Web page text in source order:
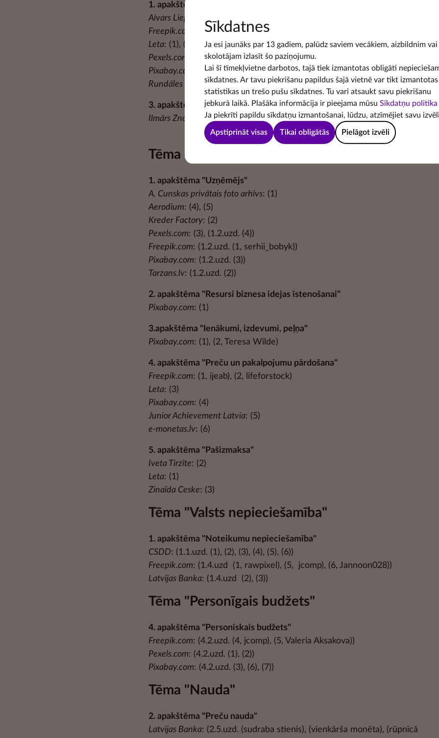
Sīkdatnes
Ja esi jaunāks par 13 gadiem, palūdz saviem vecākiem, aizbildnim vai
skolotājam izlasīt šo paziņojumu.
Lai šī tīmekļvietne darbotos, tajā tiek izmantotas obligāti
sīkdatnes. Ar tavu piekrišanu papildus šajā vietnē var tikt izmantotas
statistikas un trešo pušu sīkdatnes. Tu vari atsaukt savu piekrišanu
jebkurā laikā. Plašāka informācija ir pieejama mūsu Sīkdatņu politika
Ja piekrīti papildu sīkdatņu izmantošanai, lūdzu, atzīmējiet savu
Apstiprināt visas Tikai obligātās Pielāgot izvēli
1. apakštēma "Darbs"
Aivars Liepiņš, Dziesmu svētku birojs
Freepik.com
: (1.2.uzd. (2, pressfoto),(4, azerbaijan stockers), (9, pressfoto))
Leta: (1), (2), (1.2.uzd. (6), (10))
Pexels.com
: (1.2.uzd. (5), (8),
Pixabay.com
: (1.2.uzd. (1), (7))
Rundāles pils muzeja arhīvs : (3)
3. apakštēma "Darba algu atšķirību iemesli"
Ilmārs Znotiņš, Valsts prezidenta kanceleja: (1)
Tēma "Uzņēmējs"
1. apakštēma "Uzņēmējs"
A. Cunskas privātais foto arhīvs: (1)
Aerodium: (4), (5)
Kreder Factory: (2)
Pexels.com: (3), (1.2.uzd. (4))
Freepik.com: (1.2.uzd. (1, serhii_bobyk))
Pixabay.com: (1.2.uzd. (3))
Tarzans.lv: (1.2.uzd. (2))
2. apakštēma "Resursi biznesa idejas īstenošanai"
Pixabay.com: (1)
3.apakštēma "Ienākumi, izdevumi, peļņa"
Pixabay.com: (1), (2, Teresa Wilde)
4. apakštēma "Preču un pakalpojumu pārdošana"
Freepik.com: (1, ijeab), (2, lifeforstock)
Leta: (3)
Pixabay.com: (4)
Junior Achievement Latvia: (5)
e-monetas.lv: (6)
5. apakštēma "Pašizmaksa"
Iveta Tirzīte: (2)
Leta: (1)
Zinaīda Ceske: (3)
Tēma "Valsts nepieciešamība"
1. apakštēma "Noteikumu nepieciešamība"
CSDD: (1.1.uzd. (1), (2), (3), (4), (5), (6))
Freepik.com: (1.4.uzd (1, rawpixel), (5, jcomp), (6, Jannoon028))
Latvijas Banka: (1.4.uzd (2), (3))
Tēma "Personīgais budžets"
4. apakštēma "Personiskais budžets"
Freepik.com: (4.2.uzd. (4, jcomp), (5, Valeria Aksakova))
Pexels.com: (4.2.uzd. (1), (2))
Pixabay.com: (4.2.uzd. (3), (6), (7))
Tēma "Nauda"
2. apakštēma "Preču nauda"
Latvijas Banka: (2.5.uzd. (sudraba stienis), (vienkārša monēta), (rūpnīcā